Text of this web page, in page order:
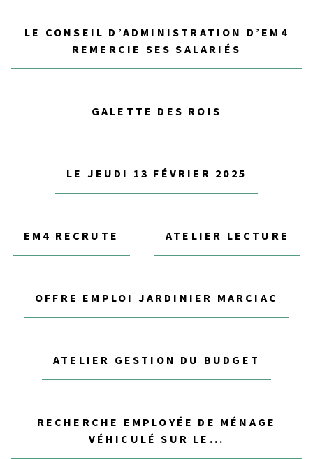
LE CONSEIL D’ADMINISTRATION D’EM4
REMERCIE SES SALARIÉS
GALETTE DES ROIS
LE JEUDI 13 FÉVRIER 2025
EM4 RECRUTE ATELIER LECTURE
OFFRE EMPLOI JARDINIER MARCIAC
ATELIER GESTION DU BUDGET
RECHERCHE EMPLOYÉE DE MÉNAGE
VÉHICULÉ SUR LE...